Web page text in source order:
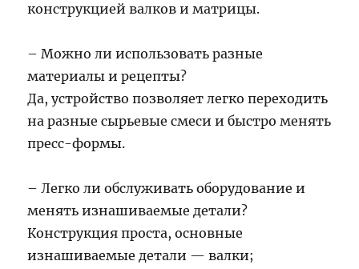
конструкцией валков и матрицы.
– Можно ли использовать разные
материалы и рецепты?
Да, устройство позволяет легко переходить
на разные сырьевые смеси и быстро менять
пресс-формы.
– Легко ли обслуживать оборудование и
менять изнашиваемые детали?
Конструкция проста, основные
изнашиваемые детали — валки;